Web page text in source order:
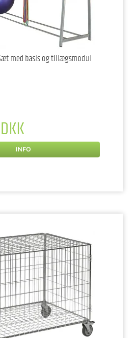
med basis og tillægsmodul
INFO